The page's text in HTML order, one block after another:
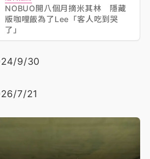
NOBUO開八個月摘米其林 隱藏
版咖哩飯為了Lee「客人吃到哭
了」
9/30
7/21